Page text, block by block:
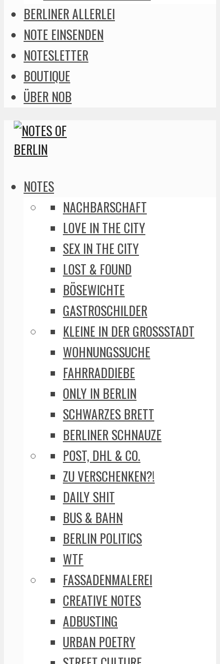
BERLINER ALLERLEI
NOTE EINSENDEN
NOTESLETTER
BOUTIQUE
ÜBER NOB
NOTES
NACHBARSCHAFT
LOVE IN THE CITY
SEX IN THE CITY
LOST & FOUND
BÖSEWICHTE
GASTROSCHILDER
KLEINE IN DER GROSSSTADT
WOHNUNGSSUCHE
FAHRRADDIEBE
ONLY IN BERLIN
SCHWARZES BRETT
BERLINER SCHNAUZE
POST, DHL & CO.
ZU VERSCHENKEN?!
DAILY SHIT
BUS & BAHN
BERLIN POLITICS
WTF
FASSADENMALEREI
CREATIVE NOTES
ADBUSTING
URBAN POETRY